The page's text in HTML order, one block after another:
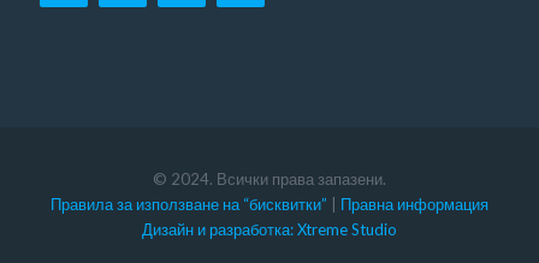
© 2024. Всички права запазени.
Правила за използване на “бисквитки”
Правна информация
Дизайн и разработка: Xtreme Studio